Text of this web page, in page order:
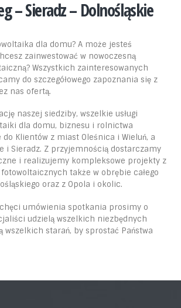
– Sieradz – Dolnośląskie
dla domu? A może jesteś
zainwestować w nowoczesną
Wszystkich zainteresowanych
do szczegółowego zapoznania się z
nas ofertą.
naszej siedziby, wszelkie usługi
dla domu, biznesu i rolnictwa
do Klientów z miast Oleśnica i Wieluń, a
i Sieradz. Z przyjemnością dostarczamy
i realizujemy kompleksowe projekty z
także w obrębie całego
oraz z Opola i okolic.
umówienia spotkania prosimy o
udzielą wszelkich niezbędnych
wszelkich starań, by sprostać Państwa